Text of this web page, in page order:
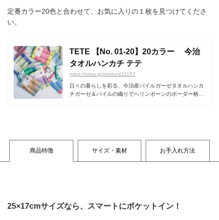
定番カラー20色と合わせて、お気に入りの１枚を見つけてくださ
い。
TETE 【No. 01-20】20カラー 今治
タオルハンカチ テテ
https://oriza.jp/product/21157
日々の暮らしを彩る、今治産パイルガーゼタオルハンカ
チガーゼ＆パイルの織りでヘリンボーンのボーダー柄が
商品特徴 サイズ・素材 お手入れ方法
25×17cmサイズなら、スマートにポケットイン！